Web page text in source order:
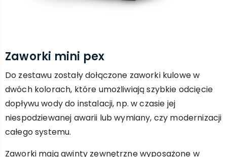
Zaworki mini pex
Do zestawu zostały dołączone zaworki kulowe w
dwóch kolorach, które umożliwiają szybkie odcięcie
dopływu wody do instalacji, np. w czasie jej
niespodziewanej awarii lub wymiany, czy modernizacji
całego systemu.
Zaworki mają gwinty zewnętrzne wyposażone w